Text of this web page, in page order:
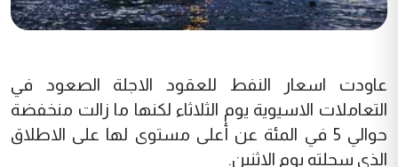
عاودت اسعار النفط للعقود الاجلة الصعود في
التعاملات الاسيوية يوم الثلاثاء لكنها ما زالت منخفضة
حوالي 5 في المئة عن أعلى مستوى لها على الاطلاق
الذي سجلته يوم الاثنين.